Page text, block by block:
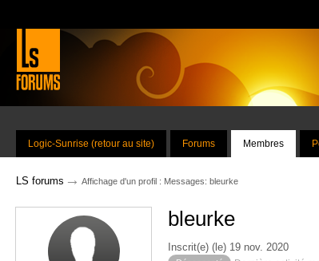
Logic-Sunrise (retour au site) Forums Membres
LS forums → Affichage d'un profil : Messages: bleurke
bleurke
Inscrit(e) (le) 19 nov. 2020